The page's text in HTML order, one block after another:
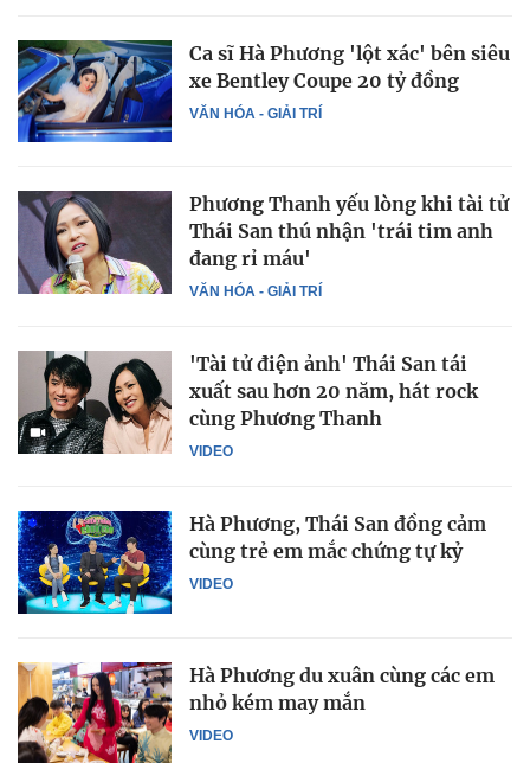
VĂN HÓA - GIẢI TRÍ
Ca sĩ Hà Phương 'lột xác' bên siêu
xe Bentley Coupe 20 tỷ đồng
VĂN HÓA - GIẢI TRÍ
Phương Thanh yếu lòng khi tài tử
Thái San thú nhận 'trái tim anh
đang rỉ máu'
VIDEO
'Tài tử điện ảnh' Thái San tái
xuất sau hơn 20 năm, hát rock
cùng Phương Thanh
VIDEO
Hà Phương, Thái San đồng cảm
cùng trẻ em mắc chứng tự kỷ
VIDEO
Hà Phương du xuân cùng các em
nhỏ kém may mắn